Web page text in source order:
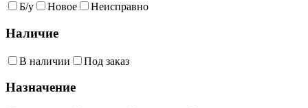
Б/у Новое Неисправно
Наличие
В наличии Под заказ
Назначение